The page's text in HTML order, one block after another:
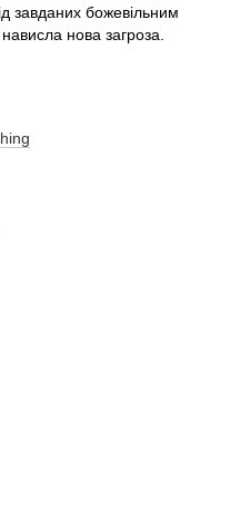
завданих божевільним
нова загроза.